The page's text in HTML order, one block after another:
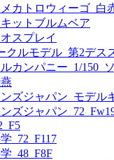
カトロウィーゴ_白
ットブルムベア
スプレイ
クルモデル_第2デス
カンパニー_1/150_
ズジャパン_モデル
ズジャパン
_72_F117
_48_F8F